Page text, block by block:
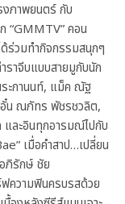
งภาพยนตร์ กับ
“GMMTV” คอน
ร่วมทำกิจกรรมสนุกๆ
ราจีบแบบสายมูกับนัก
ะกานนท์, แม็ค ณัฐ
น ณภัทร พัชรชวลิต,
ละอินทุกอารมณ์ไปกับ
เมื่อคำสาป…เปลี่ยน
ภิรักษ์ ชัย
ความฟินครบรสด้วย